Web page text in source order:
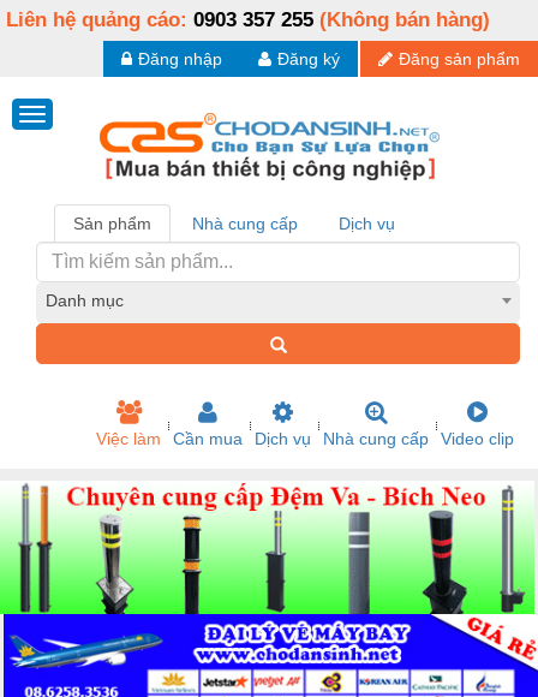
Liên hệ quảng cáo: 0903 357 255 (Không bán hàng)
Đăng sản phẩm
Đăng ký
Đăng nhập
Sản phẩm Nhà cung cấp Dịch vụ
Danh mục
Việc làm Cần mua Dịch vụ Nhà cung cấp Video clip